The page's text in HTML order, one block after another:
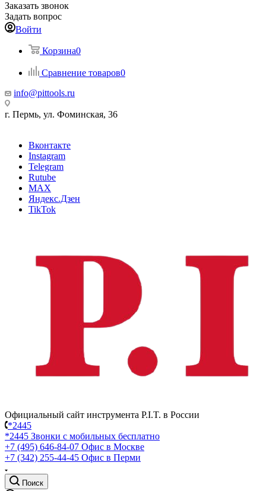
Заказать звонок
Задать вопрос
Войти
Корзина0
Сравнение товаров0
info@pittools.ru
г. Пермь, ул. Фоминская, 36
Вконтакте
Instagram
Telegram
Rutube
MAX
Яндекс.Дзен
TikTok
Официальный сайт инструмента P.I.T. в России
*2445
*2445 Звонки с мобильных бесплатно
+7 (495) 646-84-07 Офис в Москве
+7 (342) 255-44-45 Офис в Перми
Поиск